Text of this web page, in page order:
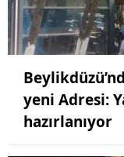
yeni Adresi:
hazırlanıyor